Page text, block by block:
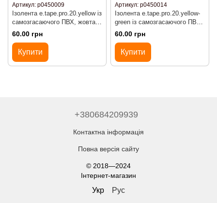
Артикул: р0450009
Ізолента e.tape.pro.20.yellow із
самозгасаючого ПВХ, жовта
(20м)
60.00 грн
Купити
Артикул: р0450014
Ізолента e.tape.pro.20.yellow-
green із самозгасаючого ПВХ,
жовто-зелена (20м)
60.00 грн
Купити
+380684209939
Контактна інформація
Повна версія сайту
© 2018—2024
Інтернет-магазин
Укр Рус